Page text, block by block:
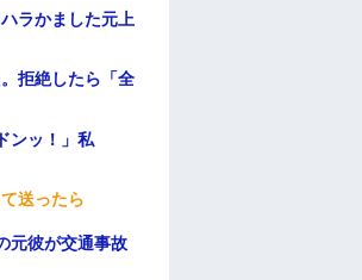
ラかました元上
拒絶したら「全
ンッ！」私
送ったら
元彼が交通事故